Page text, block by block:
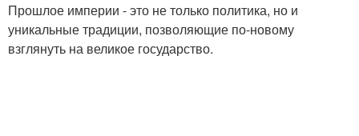
Прошлое империи - это не только политика, но и
уникальные традиции, позволяющие по-новому
взглянуть на великое государство.